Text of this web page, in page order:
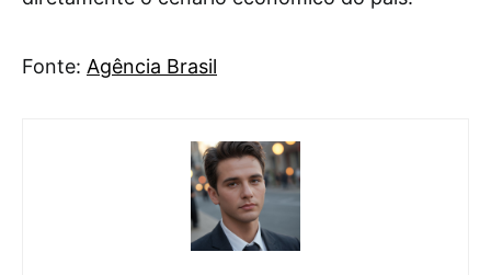
Fonte: Agência Brasil